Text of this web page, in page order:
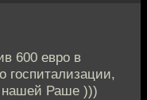
600 евро в
госпитализации,
нашей Раше )))